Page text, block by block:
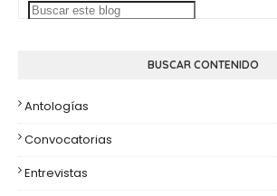
BUSCAR CONTENIDO
Antologías
Convocatorias
Entrevistas